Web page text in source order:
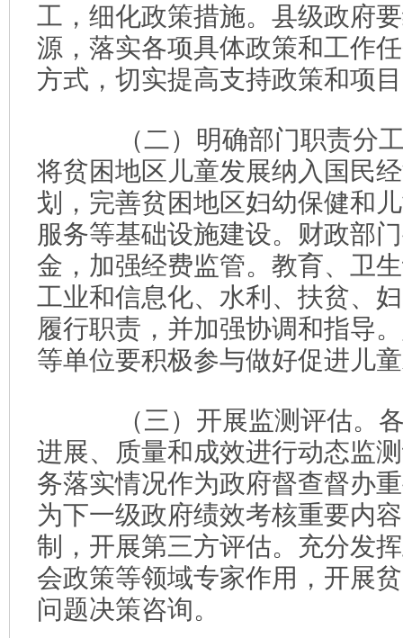
工，细化政策措施。县级政府
源，落实各项具体政策和工作
方式，切实提高支持政策和项
（二）明确部门职责分工
将贫困地区儿童发展纳入国民
划，完善贫困地区妇幼保健和
服务等基础设施建设。财政部
金，加强经费监管。教育、卫
工业和信息化、水利、扶贫、
履行职责，并加强协调和指导
等单位要积极参与做好促进儿
（三）开展监测评估。各
进展、质量和成效进行动态监
务落实情况作为政府督查督办
为下一级政府绩效考核重要内
制，开展第三方评估。充分发
会政策等领域专家作用，开展
问题决策咨询。